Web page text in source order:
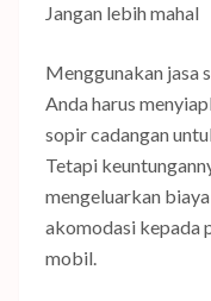
Jangan lebih mahal
Menggunakan jasa
Anda harus
sopir cadangan
Tetapi
mengeluarkan
akomodasi kepada
mobil.